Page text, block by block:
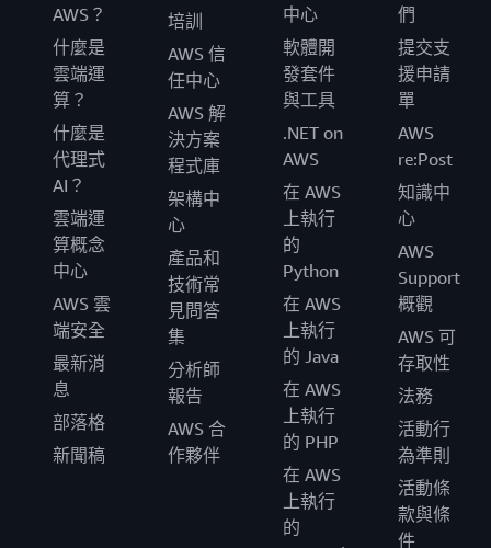
AWS？
什麼是
雲端運
算？
什麼是
代理式
AI？
雲端運
算概念
中心
AWS 雲
端安全
最新消
息
部落格
新聞稿
培訓
AWS 信
任中心
AWS 解
決方案
程式庫
架構中
心
產品和
技術常
見問答
集
分析師
報告
AWS 合
作夥伴
中心
軟體開
發套件
與工具
.NET on
AWS
在 AWS
上執行
的
Python
在 AWS
上執行
的 Java
在 AWS
上執行
的 PHP
在 AWS
上執行
的
們
提交支
援申請
單
AWS
re:Post
知識中
心
AWS
Support
概觀
AWS 可
存取性
法務
活動行
為準則
活動條
款與條
件